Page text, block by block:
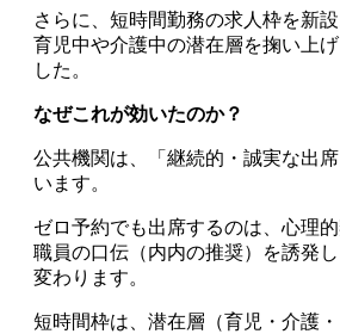
さらに、短時間勤務の求人枠を新設
育児中や介護中の潜在層を掬い上
した。
なぜこれが効いたのか？
公共機関は、「継続的・誠実な出
います。
ゼロ予約でも出席するのは、心理的
職員の口伝（内内の推奨）を誘発
変わります。
短時間枠は、潜在層（育児・介護